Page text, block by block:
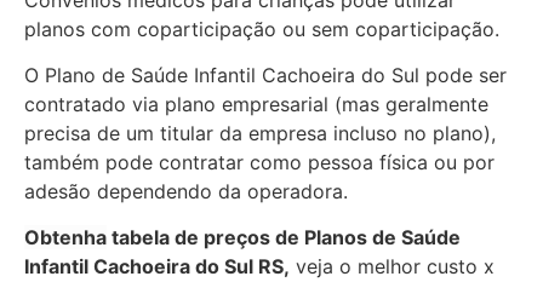
planos com coparticipação ou sem coparticipação.
O Plano de Saúde Infantil Cachoeira do Sul pode ser
contratado via plano empresarial (mas geralmente
precisa de um titular da empresa incluso no plano),
também pode contratar como pessoa física ou por
adesão dependendo da operadora.
Obtenha tabela de preços de Planos de Saúde
Infantil Cachoeira do Sul RS, veja o melhor custo x